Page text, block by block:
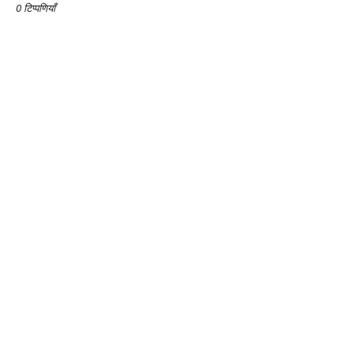
0 टिप्पणियाँ